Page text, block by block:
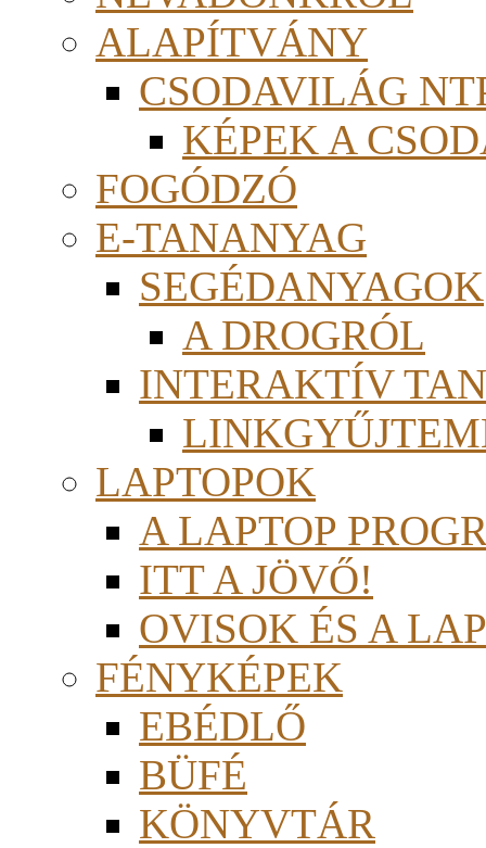
ALAPÍTVÁNY
CSODAVILÁG
KÉPEK A
FOGÓDZÓ
E-TANANYAG
SEGÉDANYAGOK
A DROGRÓL
INTERAKTÍV
LAPTOPOK
A LAPTOP
ITT A JÖVŐ!
OVISOK ÉS A
FÉNYKÉPEK
EBÉDLŐ
BÜFÉ
KÖNYVTÁR